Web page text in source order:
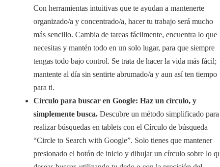
Con herramientas intuitivas que te ayudan a mantenerte
organizado/a y concentrado/a, hacer tu trabajo será mucho
más sencillo. Cambia de tareas fácilmente, encuentra lo que
necesitas y mantén todo en un solo lugar, para que siempre
tengas todo bajo control. Se trata de hacer la vida más fácil;
mantente al día sin sentirte abrumado/a y aun así ten tiempo
para ti.
Círculo para buscar en Google: Haz un círculo, y
simplemente busca. Descubre un método simplificado para
realizar búsquedas en tablets con el Círculo de búsqueda
“Circle to Search with Google”. Solo tienes que mantener
presionado el botón de inicio y dibujar un círculo sobre lo